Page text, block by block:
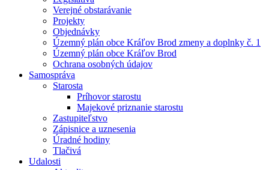
Verejné obstarávanie
Projekty
Objednávky
Územný plán obce Kráľov Brod zmeny a doplnky č. 1
Územný plán obce Kráľov Brod
Ochrana osobných údajov
Samospráva
Starosta
Príhovor starostu
Majekové priznanie starostu
Zastupiteľstvo
Zápisnice a uznesenia
Úradné hodiny
Tlačivá
Udalosti